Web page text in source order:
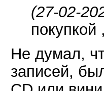
(27-02-
Не думал,
записей,